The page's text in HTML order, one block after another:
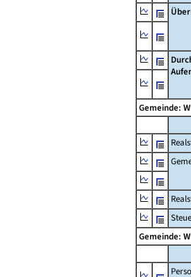
Gemeinde:
Gemeinde: